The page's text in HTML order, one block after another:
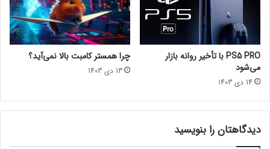
ک
ن
ن
د
ه
ب
و
د
ل
م
T
h
W
h
a
PS5 PRO با تأخیر روانه بازار
می‌شود
14 دی 1403
چرا همستر کامبت بالا نمی‌آید؟
13 دی 1403
دیدگاهتان را بنویسید